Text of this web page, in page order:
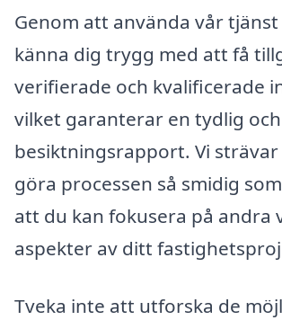
Genom att använda vår tjänst
känna dig trygg med att få
verifierade och kvalificerade
vilket garanterar en tydlig
besiktningsrapport. Vi
göra processen så smidig
att du kan fokusera på andra
aspekter av ditt
Tveka inte att utforska de